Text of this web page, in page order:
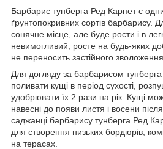
Барбарис тунберга Ред Карпет є
ґрунтопокривних сортів барбарису.
сонячне місце, але буде рости і в
невимогливий, росте на будь-яких
не переносить застійного зволоження.
Для догляду за барбарисом
поливати кущі в період сухості,
удобрювати їх 2 рази на рік. Кущі
навесні до появи листя і восени
саджанці барбарису тунберга Ред
для створення низьких бордюрів,
на терасах.